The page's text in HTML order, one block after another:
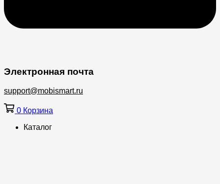
Электронная почта
support@mobismart.ru
0 Корзина
Каталог